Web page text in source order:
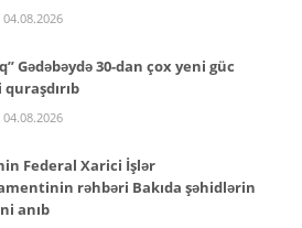
04.08.2026
Gədəbəydə 30-dan çox yeni güc
04.08.2026
Federal Xarici İşlər
rəhbəri Bakıda şəhidlərin
anıb